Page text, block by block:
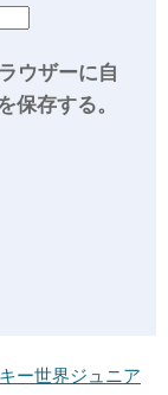
ウザーに自
保存する。
ー世界ジュニア